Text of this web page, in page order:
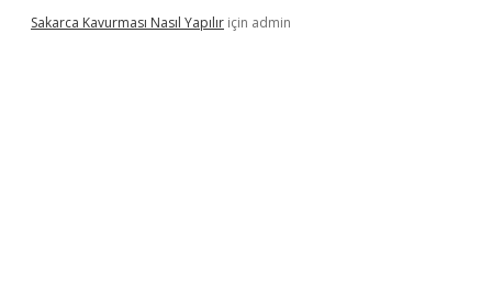
Sakarca Kavurması Nasıl Yapılır için admin